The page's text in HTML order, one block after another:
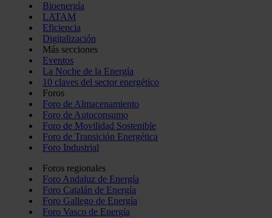
Bioenergía
LATAM
Eficiencia
Digitalización
Más secciones
Eventos
La Noche de la Energía
10 claves del sector energético
Foros
Foro de Almacenamiento
Foro de Autoconsumo
Foro de Movilidad Sostenible
Foro de Transición Energética
Foro Industrial
Foros regionales
Foro Andaluz de Energía
Foro Catalán de Energía
Foro Gallego de Energía
Foro Vasco de Energía